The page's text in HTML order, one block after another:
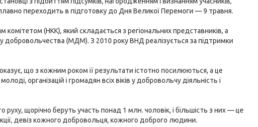
переходить в підготовку до Дня Великої Перемоги — 9 травня.
(НКК), який складається з регіональних представників, а
добровольчества (МДМ). З 2010 року ВНД реалізується за підтримки
що з кожним роком її результати істотно посилюються, а це
організацій і громадян всіх віків у добровольчу діяльність і
щорічно беруть участь понад 1 млн. чоловік, і більшість з них — це
девіз кожного добровольця, кожного доброго людини.